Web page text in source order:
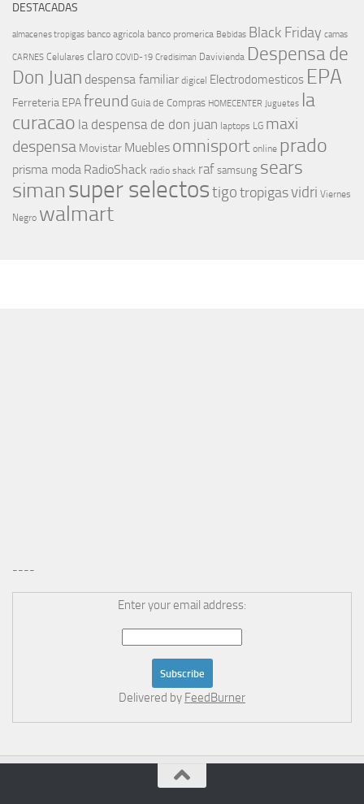
DESTACADAS
almacenes tropigas banco agricola banco promerica Bebidas Black Friday camas
CARNES Celulares claro COVID-19 Credisiman Davivienda Despensa de
Don Juan despensa familiar digicel Electrodomesticos EPA
Ferreteria EPAfreund Guia de Compras HOMECENTER Juguetes la
curacao la despensa de don juan laptops LG maxi
despensa Movistar Muebles omnisport online prado
prisma moda RadioShack radio shack raf samsung sears
simansuper selectostigotropigasvidri Viernes
Negro walmart
----
Enter your email address:
Delivered by FeedBurner